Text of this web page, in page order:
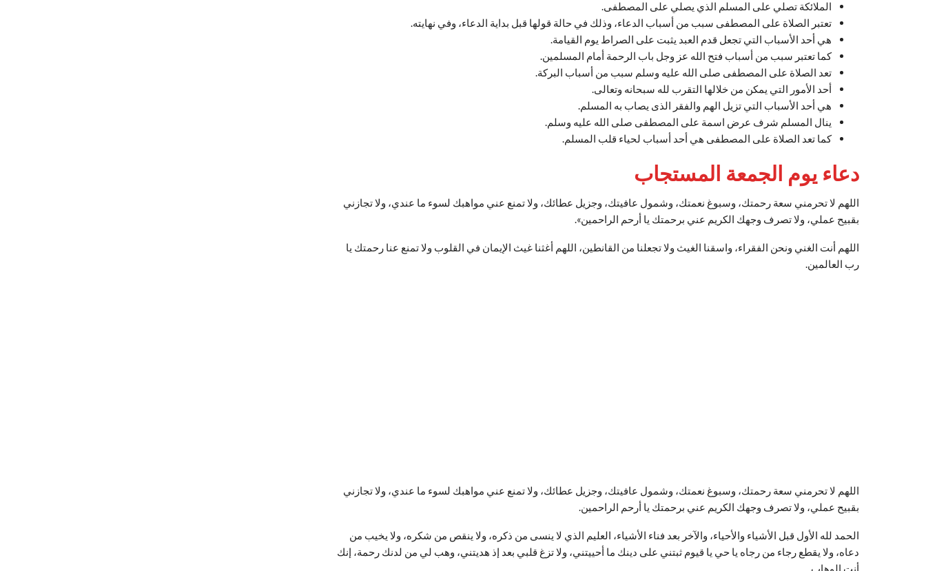
الملائكة تصلي على المسلم الذي يصلي على المصطفى.
تعتبر الصلاة على المصطفى سبب من أسباب الدعاء، وذلك في حالة قولها قبل بداية الدعاء، وفي نهايته.
هي أحد الأسباب التي تجعل قدم العبد يثبت على الصراط يوم القيامة.
كما تعتبر سبب من أسباب فتح الله عز وجل باب الرحمة أمام المسلمين.
تعد الصلاة على المصطفى صلى الله عليه وسلم سبب من أسباب البركة.
أحد الأمور التي يمكن من خلالها التقرب لله سبحانه وتعالى.
هي أحد الأسباب التي تزيل الهم والفقر الذى يصاب به المسلم.
ينال المسلم شرف عرض اسمة على المصطفى صلى الله عليه وسلم.
كما تعد الصلاة على المصطفى هي أحد أسباب لحياء قلب المسلم.
دعاء يوم الجمعة المستجاب
اللهم لا تحرمني سعة رحمتك، وسبوغ نعمتك، وشمول عافيتك، وجزيل عطائك، ولا تمنع عني مواهبك لسوء ما عندي، ولا تجازني
بقبيح عملي، ولا تصرف وجهك الكريم عني برحمتك يا أرحم الراحمين».
اللهم أنت الغني ونحن الفقراء، واسقنا الغيث ولا تجعلنا من القانطين، اللهم أغثنا غيث الإيمان في القلوب ولا تمنع عنا رحمتك يا
رب العالمين.
اللهم لا تحرمني سعة رحمتك، وسبوغ نعمتك، وشمول عافيتك، وجزيل عطائك، ولا تمنع عني مواهبك لسوء ما عندي، ولا تجازني
بقبيح عملي، ولا تصرف وجهك الكريم عني برحمتك يا أرحم الراحمين.
الحمد لله الأول قبل الأشياء والأحياء، والآخر بعد فناء الأشياء، العليم الذي لا ينسى من ذكره، ولا ينقص من شكره، ولا يخيب من
دعاه، ولا يقطع رجاء من رجاه يا حي يا قيوم ثبتني على دينك ما أحييتني، ولا تزغ قلبي بعد إذ هديتني، وهب لي من لدنك رحمة، إنك
أنت الوهاب.